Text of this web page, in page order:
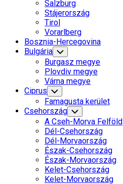
Salzburg
Stájerország
Tirol
Vorarlberg
Bosznia-Hercegovina
Current
Page
Parent
Bulgária Toggle
Child
Menu
Current
Page
Parent
Burgasz megye
Plovdiv megye
Várna megye
Ciprus Toggle
Child
Menu
Famagusta kerület
Csehország Toggle
Child
Menu
A Cseh-Morva Felföld
Dél-Csehország
Dél-Morvaország
Észak-Csehország
Észak-Morvaország
Kelet-Csehország
Kelet-Morvaország